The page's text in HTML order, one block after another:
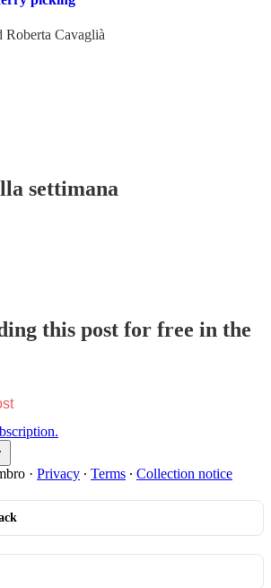
Roberta Cavaglià
settimana
this post for free in the
· Privacy ∙ Terms ∙ Collection notice